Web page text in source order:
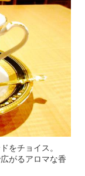
をチョイス。
がるアロマな香